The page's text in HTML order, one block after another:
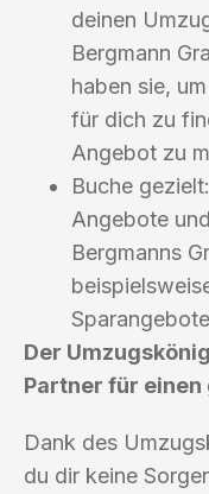
deinen
Bergmann
haben sie,
für dich zu
Angebot zu
Buche
Angebote
Bergmanns
Der
Partner für
Dank des
du dir keine